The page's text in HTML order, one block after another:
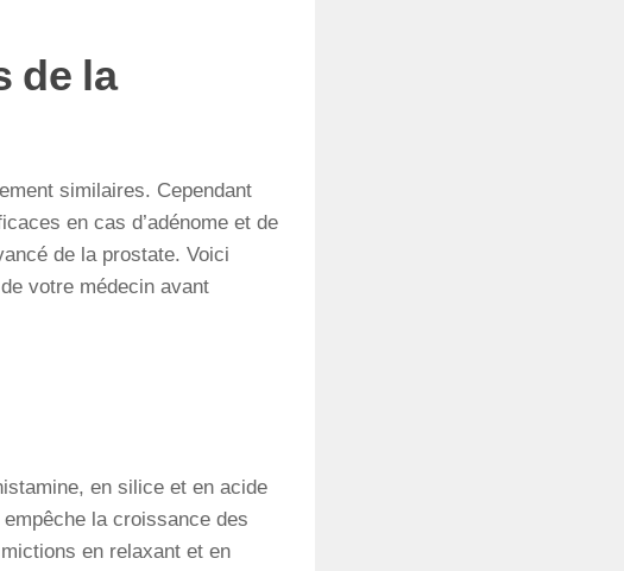
de la
similaires. Cependant
en cas d’adénome et de
de la prostate. Voici
votre médecin avant
en silice et en acide
la croissance des
en relaxant et en